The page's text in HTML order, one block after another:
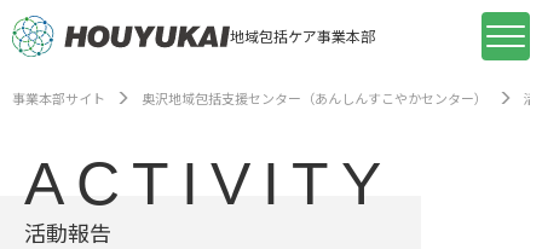
地域包括ケア事業本部
事業本部サイト 奥沢地域包括支援センター（あんしんすこやかセンター） 活
ACTIVITY
活動報告